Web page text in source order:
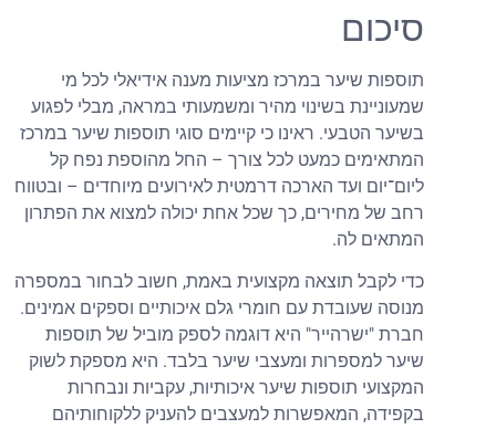
סיכום
תוספות שיער במרכז מציעות מענה אידיאלי לכל מי
שמעוניינת בשינוי מהיר ומשמעותי במראה, מבלי לפגוע
בשיער הטבעי. ראינו כי קיימים סוגי תוספות שיער במרכז
המתאימים כמעט לכל צורך – החל מהוספת נפח קל
ליום־יום ועד הארכה דרמטית לאירועים מיוחדים – ובטווח
רחב של מחירים, כך שכל אחת יכולה למצוא את הפתרון
המתאים לה.
כדי לקבל תוצאה מקצועית באמת, חשוב לבחור במספרה
מנוסה שעובדת עם חומרי גלם איכותיים וספקים אמינים.
חברת "ישרהייר" היא דוגמה לספק מוביל של תוספות
שיער למספרות ומעצבי שיער בלבד. היא מספקת לשוק
המקצועי תוספות שיער איכותיות, עקביות ונבחרות
בקפידה, המאפשרות למעצבים להעניק ללקוחותיהם